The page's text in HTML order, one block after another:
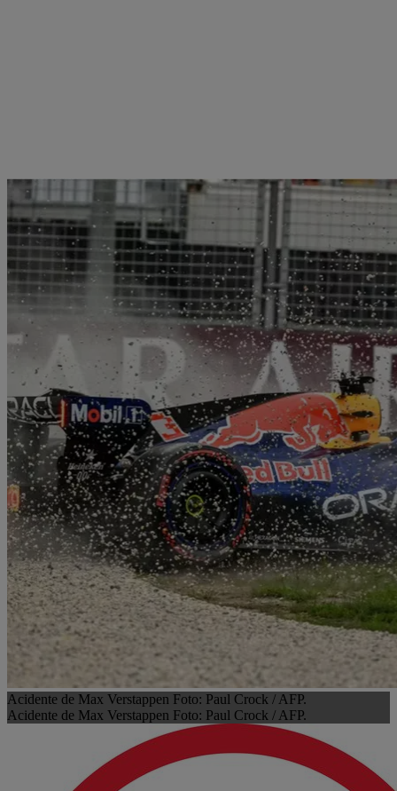
Acidente de Max Verstappen Foto: Paul Crock / AFP.
Acidente de Max Verstappen Foto: Paul Crock / AFP.